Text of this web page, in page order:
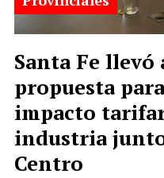
Santa Fe llevó
propuesta
impacto
industria
Centro